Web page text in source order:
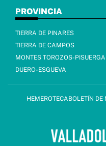
PROVINCIA
TIERRA DE PINARES
TIERRA DE CAMPOS
MONTES TOROZOS-PISUERGA
DUERO-ESGUEVA
HEMEROTECABOLETÍN DE